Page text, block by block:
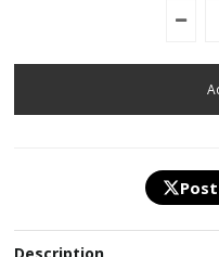
Post